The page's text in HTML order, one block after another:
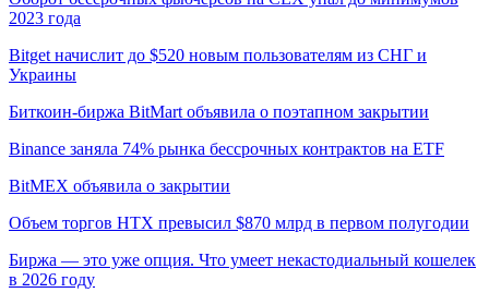
2023 года
Bitget начислит до $520 новым пользователям из СНГ и
Украины
Биткоин-биржа BitMart объявила о поэтапном закрытии
Binance заняла 74% рынка бессрочных контрактов на ETF
BitMEX объявила о закрытии
Объем торгов HTX превысил $870 млрд в первом полугодии
Биржа — это уже опция. Что умеет некастодиальный кошелек
в 2026 году